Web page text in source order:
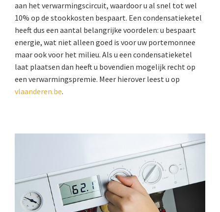
aan het verwarmingscircuit, waardoor u al snel tot wel
10% op de stookkosten bespaart. Een condensatieketel
heeft dus een aantal belangrijke voordelen: u bespaart
energie, wat niet alleen goed is voor uw portemonnee
maar ook voor het milieu. Als u een condensatieketel
laat plaatsen dan heeft u bovendien mogelijk recht op
een verwarmingspremie. Meer hierover leest u op
vlaanderen.be.